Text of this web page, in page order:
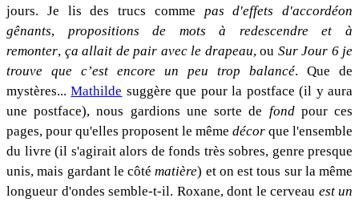
jours. Je lis des trucs comme pas d'effets d'accordéon
gênants, propositions de mots à redescendre et à
remonter, ça allait de pair avec le drapeau, ou Sur Jour 6 je
trouve que c’est encore un peu trop balancé. Que de
mystères...Mathilde suggère que pour la postface (il y aura
une postface), nous gardions une sorte de fondpour ces
pages, pour qu'elles proposent le même décor que l'ensemble
du livre (il s'agirait alors de fonds très sobres, genre presque
unis, mais gardant le côtématière) et on est tous sur la même
longueur d'ondes semble-t-il. Roxane, dont le cerveau est un